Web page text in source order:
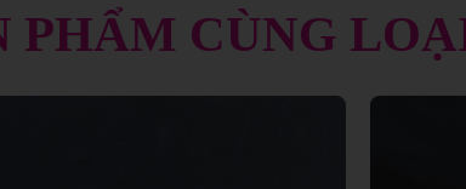
PHẨM CÙNG